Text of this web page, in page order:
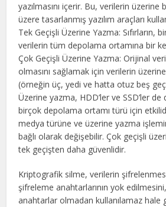
yazılmasını içerir. Bu, verilerin
üzere tasarlanmış yazılım araçları
Tek Geçişli Üzerine Yazma: Sıfırların,
verilerin tüm depolama ortamına bir
Çok Geçişli Üzerine Yazma: Orijinal
olmasını sağlamak için verilerin
(örneğin üç, yedi ve hatta otuz beş
Üzerine yazma, HDD’ler ve SSD’ler
birçok depolama ortamı türü için
medya türüne ve üzerine yazma
bağlı olarak değişebilir. Çok geçişli
tek geçişten daha güvenlidir.
Kriptografik silme, verilerin
şifreleme anahtarlarının yok
anahtarlar olmadan kullanılamaz hale